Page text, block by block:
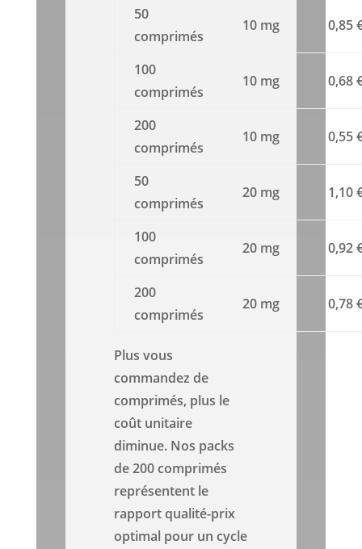
50
comprimés
10 mg 0,85
100
comprimés
10 mg 0,68
200
comprimés
10 mg 0,55
50
comprimés
20 mg 1,10
100
comprimés
20 mg 0,92
200
comprimés
20 mg 0,78
Plus vous
commandez de
comprimés, plus le
coût unitaire
diminue. Nos packs
de 200 comprimés
représentent le
rapport qualité-prix
optimal pour un cycle